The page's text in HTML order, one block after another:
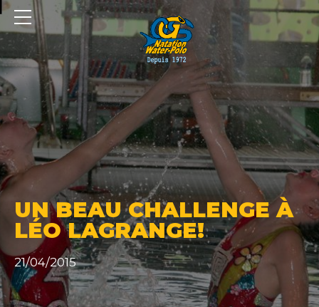
UN BEAU CHALLENGE À
LÉO LAGRANGE!
21/04/2015
Panneau de gestion des cookies